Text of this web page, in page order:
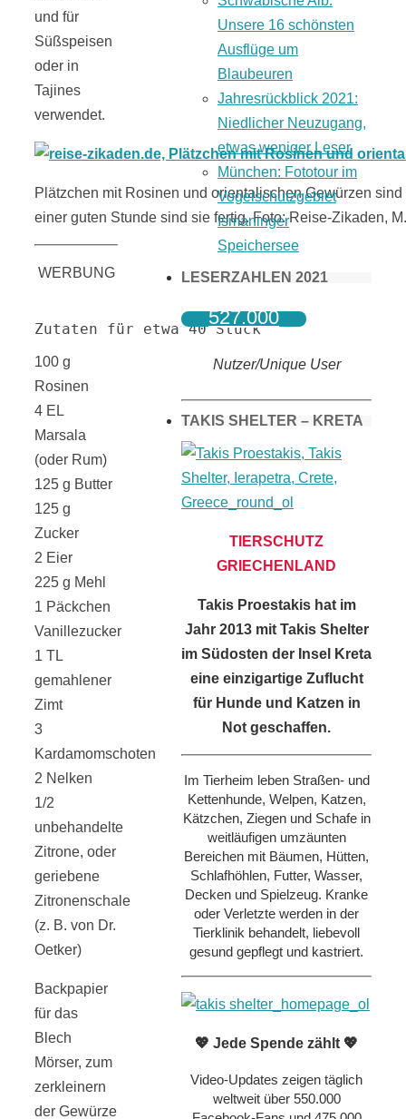
und für
Süßspeisen
oder in
Tajines
verwendet.
Plätzchen mit Rosinen und orientalischen Gewürzen
einer guten Stunde sind sie fertig. Foto: Reise-Zikaden,
WERBUNG
Zutaten für etwa 40 Stück
100 g
Rosinen
4 EL
Marsala
(oder Rum)
125 g Butter
125 g
Zucker
2 Eier
225 g Mehl
1 Päckchen
Vanillezucker
1 TL
gemahlener
Zimt
3
Kardamomschoten
2 Nelken
1/2
unbehandelte
Zitrone, oder
geriebene
Zitronenschale
(z. B. von Dr.
Oetker)
Backpapier
für das
Blech
Mörser, zum
zerkleinern
der Gewürze
Unsere 16 schönsten
Ausflüge um
Blaubeuren
Jahresrückblick 2021:
Niedlicher Neuzugang,
etwas weniger Leser
München: Fototour im
Vogelschutzgebiet
Ismaninger
Speichersee
LESERZAHLEN 2021
527.000
Nutzer/Unique User
TAKIS SHELTER – KRETA
TIERSCHUTZ
GRIECHENLAND
Takis Proestakis hat im
Jahr 2013 mit Takis Shelter
im Südosten der Insel Kreta
eine einzigartige Zuflucht
für Hunde und Katzen in
Not geschaffen.
Im Tierheim leben Straßen- und
Kettenhunde, Welpen, Katzen,
Kätzchen, Ziegen und Schafe in
weitläufigen umzäunten
Bereichen mit Bäumen, Hütten,
Schlafhöhlen, Futter, Wasser,
Decken und Spielzeug. Kranke
oder Verletzte werden in der
Tierklinik behandelt, liebevoll
gesund gepflegt und kastriert.
💖 Jede Spende zählt 💖
Video-Updates zeigen täglich
weltweit über 550.000